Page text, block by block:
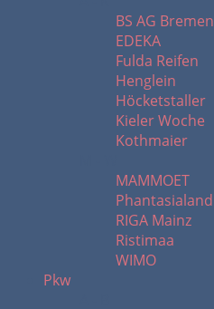
BS AG Bremen
EDEKA
Fulda Reifen
Henglein
Höcketstaller
Kieler Woche
Kothmaier
MAMMOET
Phantasialand
RIGA Mainz
Ristimaa
WIMO
Pkw